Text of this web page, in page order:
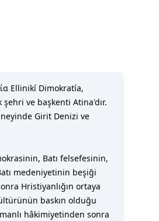
Ellinikí Dimokratía,
ve başkenti Atina'dır.
Girit Denizi ve
Batı felsefesinin,
medeniyetinin beşiği
Hristiyanlığın ortaya
baskın olduğu
hâkimiyetinden sonra